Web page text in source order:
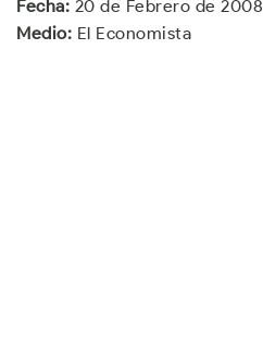
Fecha: 20 de Febrero de 2008
Medio: El Economista